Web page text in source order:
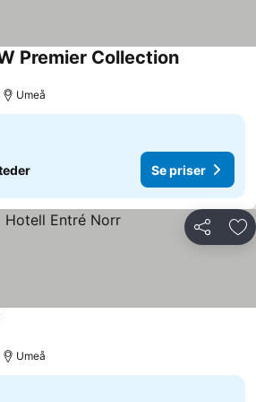
Premier CollectionSe priser
Umeå
Se priser
Del
Umeå